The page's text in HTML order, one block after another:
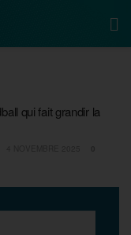
qui fait grandir la